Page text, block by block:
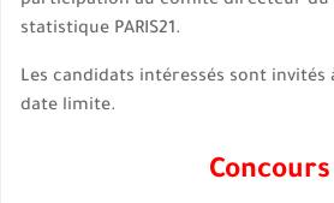
statistique PARIS21.
Les candidats intéressés sont invités
date limite.
Concours